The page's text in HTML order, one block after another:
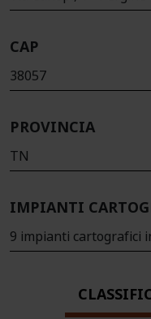
CAP
38057
PROVINCIA
TN
IMPIANTI
9 impianti cartografici